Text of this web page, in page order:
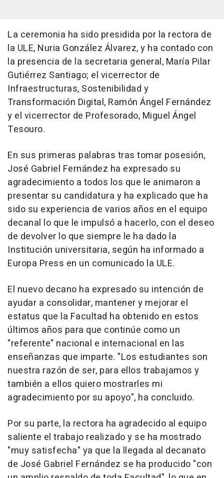
La ceremonia ha sido presidida por la rectora de
la ULE, Nuria González Álvarez, y ha contado con
la presencia de la secretaria general, María Pilar
Gutiérrez Santiago; el vicerrector de
Infraestructuras, Sostenibilidad y
Transformación Digital, Ramón Ángel Fernández
y el vicerrector de Profesorado, Miguel Ángel
Tesouro.
En sus primeras palabras tras tomar posesión,
José Gabriel Fernández ha expresado su
agradecimiento a todos los que le animaron a
presentar su candidatura y ha explicado que ha
sido su experiencia de varios años en el equipo
decanal lo que le impulsó a hacerlo, con el deseo
de devolver lo que siempre le ha dado la
Institución universitaria, según ha informado a
Europa Press en un comunicado la ULE.
El nuevo decano ha expresado su intención de
ayudar a consolidar, mantener y mejorar el
estatus que la Facultad ha obtenido en estos
últimos años para que continúe como un
"referente" nacional e internacional en las
enseñanzas que imparte. "Los estudiantes son
nuestra razón de ser, para ellos trabajamos y
también a ellos quiero mostrarles mi
agradecimiento por su apoyo", ha concluido.
Por su parte, la rectora ha agradecido al equipo
saliente el trabajo realizado y se ha mostrado
"muy satisfecha" ya que la llegada al decanato
de José Gabriel Fernández se ha producido "con